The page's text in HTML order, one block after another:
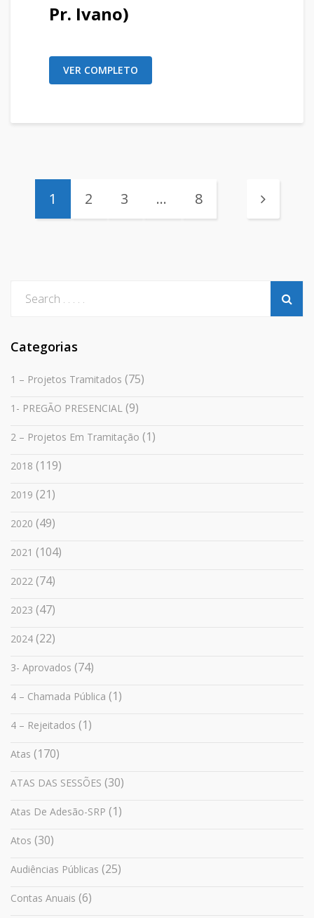
Pr. Ivano)
VER COMPLETO
1 2 3 … 8
Categorias
1 – Projetos Tramitados (75)
1- PREGÃO PRESENCIAL (9)
2 – Projetos Em Tramitação (1)
2018 (119)
2019 (21)
2020 (49)
2021 (104)
2022 (74)
2023 (47)
2024 (22)
3- Aprovados (74)
4 – Chamada Pública (1)
4 – Rejeitados (1)
Atas (170)
ATAS DAS SESSÕES (30)
Atas De Adesão-SRP (1)
Atos (30)
Audiências Públicas (25)
Contas Anuais (6)